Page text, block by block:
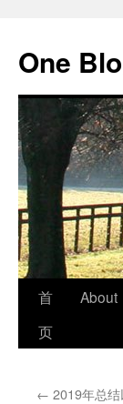
正
文
One
首
页
About
← 2019年总